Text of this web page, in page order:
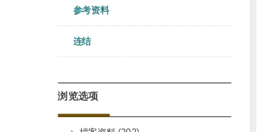
参考资料
连结
浏览选项